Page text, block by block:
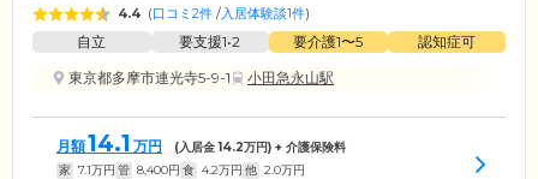
4.4 (口コミ2件 /入居体験談1件)
自立 要支援1•2 要介護1〜5
認知症可
東京都多摩市連光寺5-9-1
小田急永山駅
月額14.1 万円 (入居金14.2万円) + 介護保険料
家 7.1万円 管 8,400円 食 4.2万円 他 2.0万円